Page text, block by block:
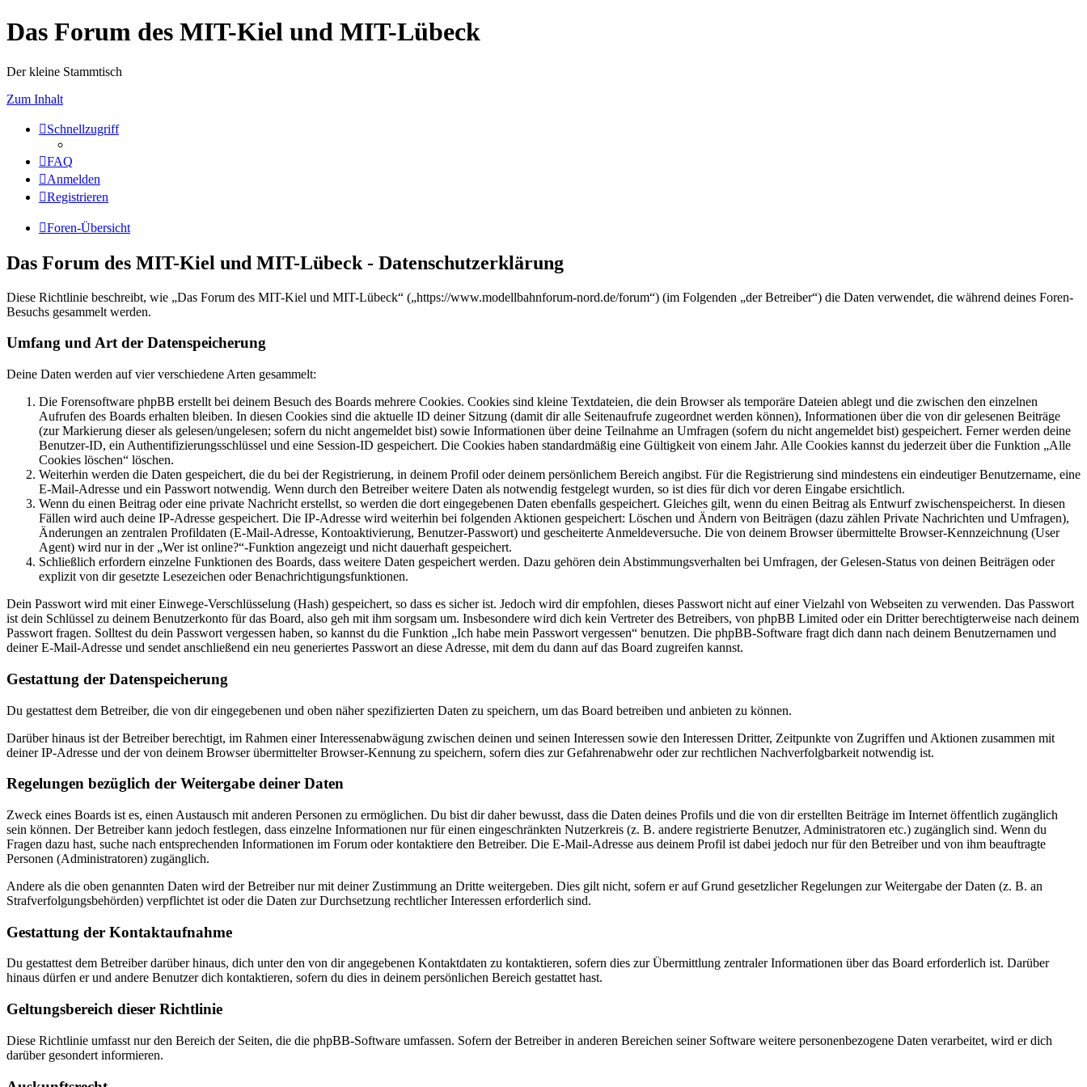
Das Forum des MIT-Kiel und MIT-Lübeck
Der kleine Stammtisch
Zum Inhalt
Schnellzugriff
FAQ
Anmelden
Registrieren
Foren-Übersicht
Das Forum des MIT-Kiel und MIT-Lübeck - Datenschutzerklärung
Diese Richtlinie beschreibt, wie „Das Forum des MIT-Kiel und MIT-Lübeck“ („https://www.modellbahnforum-nord.de/forum“) (im Folgenden „der Betreiber“) die Daten verwendet, die während deines Foren-
Besuchs gesammelt werden.
Umfang und Art der Datenspeicherung
Deine Daten werden auf vier verschiedene Arten gesammelt:
Die Forensoftware phpBB erstellt bei deinem Besuch des Boards mehrere Cookies. Cookies sind kleine Textdateien, die dein Browser als temporäre Dateien ablegt und die zwischen den einzelnen
Aufrufen des Boards erhalten bleiben. In diesen Cookies sind die aktuelle ID deiner Sitzung (damit dir alle Seitenaufrufe zugeordnet werden können), Informationen über die von dir gelesenen Beiträge
(zur Markierung dieser als gelesen/ungelesen; sofern du nicht angemeldet bist) sowie Informationen über deine Teilnahme an Umfragen (sofern du nicht angemeldet bist) gespeichert. Ferner werden deine
Benutzer-ID, ein Authentifizierungsschlüssel und eine Session-ID gespeichert. Die Cookies haben standardmäßig eine Gültigkeit von einem Jahr. Alle Cookies kannst du jederzeit über die Funktion „Alle
Cookies löschen“ löschen.
Weiterhin werden die Daten gespeichert, die du bei der Registrierung, in deinem Profil oder deinem persönlichem Bereich angibst. Für die Registrierung sind mindestens ein eindeutiger Benutzername, eine
E-Mail-Adresse und ein Passwort notwendig. Wenn durch den Betreiber weitere Daten als notwendig festgelegt wurden, so ist dies für dich vor deren Eingabe ersichtlich.
Wenn du einen Beitrag oder eine private Nachricht erstellst, so werden die dort eingegebenen Daten ebenfalls gespeichert. Gleiches gilt, wenn du einen Beitrag als Entwurf zwischenspeicherst. In diesen
Fällen wird auch deine IP-Adresse gespeichert. Die IP-Adresse wird weiterhin bei folgenden Aktionen gespeichert: Löschen und Ändern von Beiträgen (dazu zählen Private Nachrichten und Umfragen),
Änderungen an zentralen Profildaten (E-Mail-Adresse, Kontoaktivierung, Benutzer-Passwort) und gescheiterte Anmeldeversuche. Die von deinem Browser übermittelte Browser-Kennzeichnung (User
Agent) wird nur in der „Wer ist online?“-Funktion angezeigt und nicht dauerhaft gespeichert.
Schließlich erfordern einzelne Funktionen des Boards, dass weitere Daten gespeichert werden. Dazu gehören dein Abstimmungsverhalten bei Umfragen, der Gelesen-Status von deinen Beiträgen oder
explizit von dir gesetzte Lesezeichen oder Benachrichtigungsfunktionen.
Dein Passwort wird mit einer Einwege-Verschlüsselung (Hash) gespeichert, so dass es sicher ist. Jedoch wird dir empfohlen, dieses Passwort nicht auf einer Vielzahl von Webseiten zu verwenden. Das Passwort
ist dein Schlüssel zu deinem Benutzerkonto für das Board, also geh mit ihm sorgsam um. Insbesondere wird dich kein Vertreter des Betreibers, von phpBB Limited oder ein Dritter berechtigterweise nach deinem
Passwort fragen. Solltest du dein Passwort vergessen haben, so kannst du die Funktion „Ich habe mein Passwort vergessen“ benutzen. Die phpBB-Software fragt dich dann nach deinem Benutzernamen und
deiner E-Mail-Adresse und sendet anschließend ein neu generiertes Passwort an diese Adresse, mit dem du dann auf das Board zugreifen kannst.
Gestattung der Datenspeicherung
Du gestattest dem Betreiber, die von dir eingegebenen und oben näher spezifizierten Daten zu speichern, um das Board betreiben und anbieten zu können.
Darüber hinaus ist der Betreiber berechtigt, im Rahmen einer Interessenabwägung zwischen deinen und seinen Interessen sowie den Interessen Dritter, Zeitpunkte von Zugriffen und Aktionen zusammen mit
deiner IP-Adresse und der von deinem Browser übermittelter Browser-Kennung zu speichern, sofern dies zur Gefahrenabwehr oder zur rechtlichen Nachverfolgbarkeit notwendig ist.
Regelungen bezüglich der Weitergabe deiner Daten
Zweck eines Boards ist es, einen Austausch mit anderen Personen zu ermöglichen. Du bist dir daher bewusst, dass die Daten deines Profils und die von dir erstellten Beiträge im Internet öffentlich zugänglich
sein können. Der Betreiber kann jedoch festlegen, dass einzelne Informationen nur für einen eingeschränkten Nutzerkreis (z. B. andere registrierte Benutzer, Administratoren etc.) zugänglich sind. Wenn du
Fragen dazu hast, suche nach entsprechenden Informationen im Forum oder kontaktiere den Betreiber. Die E-Mail-Adresse aus deinem Profil ist dabei jedoch nur für den Betreiber und von ihm beauftragte
Personen (Administratoren) zugänglich.
Andere als die oben genannten Daten wird der Betreiber nur mit deiner Zustimmung an Dritte weitergeben. Dies gilt nicht, sofern er auf Grund gesetzlicher Regelungen zur Weitergabe der Daten (z. B. an
Strafverfolgungsbehörden) verpflichtet ist oder die Daten zur Durchsetzung rechtlicher Interessen erforderlich sind.
Gestattung der Kontaktaufnahme
Du gestattest dem Betreiber darüber hinaus, dich unter den von dir angegebenen Kontaktdaten zu kontaktieren, sofern dies zur Übermittlung zentraler Informationen über das Board erforderlich ist. Darüber
hinaus dürfen er und andere Benutzer dich kontaktieren, sofern du dies in deinem persönlichen Bereich gestattet hast.
Geltungsbereich dieser Richtlinie
Diese Richtlinie umfasst nur den Bereich der Seiten, die die phpBB-Software umfassen. Sofern der Betreiber in anderen Bereichen seiner Software weitere personenbezogene Daten verarbeitet, wird er dich
darüber gesondert informieren.